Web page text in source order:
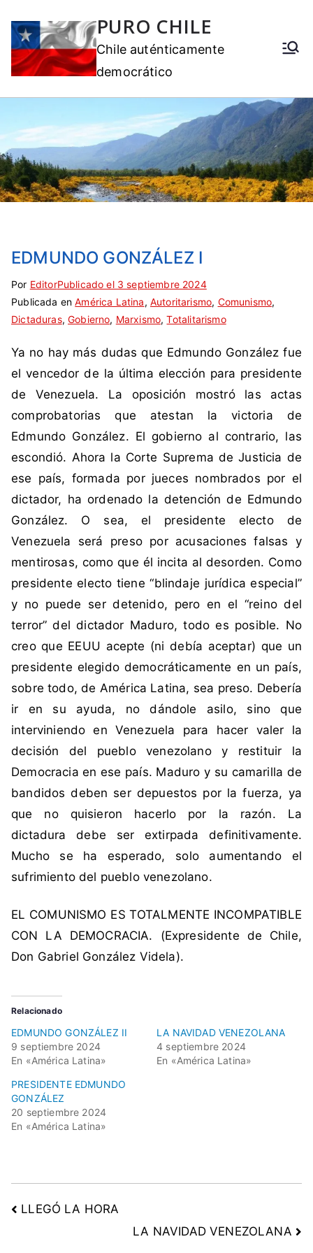
PURO CHILE
Chile auténticamente
democrático
EDMUNDO GONZÁLEZ I
Por EditorPublicado el 3 septiembre 2024
Publicada enAmérica Latina, Autoritarismo, Comunismo,
Dictaduras,Gobierno, Marxismo,Totalitarismo
E
t
i
u
e
t
d
a
c
o
m
A
m
é
r
i
a
L
a
t
i
,
C
h
i
e
,
C
m
u
,
d
m
o
c
a
S
i
n
o
m
e
t
a
r
i
o
Ya no hay más dudas que Edmundo González fue
el vencedor de la última elección para presidente
de Venezuela. La oposición mostró las actas
comprobatorias que atestan la victoria de
Edmundo González. El gobierno al contrario, las
escondió. Ahora la Corte Suprema de Justicia de
ese país, formada por jueces nombrados por el
dictador, ha ordenado la detención de Edmundo
González. O sea, el presidente electo de
Venezuela será preso por acusaciones falsas y
mentirosas, como que él incita al desorden. Como
presidente electo tiene “blindaje jurídica especial”
y no puede ser detenido, pero en el “reino del
terror” del dictador Maduro, todo es posible. No
creo que EEUU acepte (ni debía aceptar) que un
presidente elegido democráticamente en un país,
sobre todo, de América Latina, sea preso. Debería
ir en su ayuda, no dándole asilo, sino que
interviniendo en Venezuela para hacer valer la
decisión del pueblo venezolano y restituir la
Democracia en ese país. Maduro y su camarilla de
bandidos deben ser depuestos por la fuerza, ya
que no quisieron hacerlo por la razón. La
dictadura debe ser extirpada definitivamente.
Mucho se ha esperado, solo aumentando el
sufrimiento del pueblo venezolano.
EL COMUNISMO ES TOTALMENTE INCOMPATIBLE
CON LA DEMOCRACIA. (Expresidente de Chile,
Don Gabriel González Videla).
Relacionado
EDMUNDO GONZÁLEZ II
9 septiembre 2024
En «América Latina»
LA NAVIDAD VENEZOLANA
4 septiembre 2024
En «América Latina»
PRESIDENTE EDMUNDO
GONZÁLEZ
20 septiembre 2024
En «América Latina»
LLEGÓ LA HORA
LA NAVIDAD VENEZOLANA